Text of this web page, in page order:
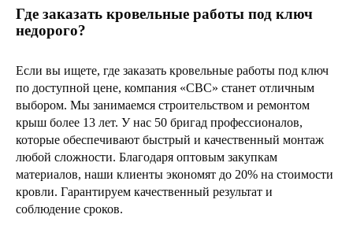
Где заказать кровельные работы под ключ
недорого?
Если вы ищете, где заказать кровельные работы под ключ
по доступной цене, компания «СВС» станет отличным
выбором. Мы занимаемся строительством и ремонтом
крыш более 13 лет. У нас 50 бригад профессионалов,
которые обеспечивают быстрый и качественный монтаж
любой сложности. Благодаря оптовым закупкам
материалов, наши клиенты экономят до 20% на стоимости
кровли. Гарантируем качественный результат и
соблюдение сроков.